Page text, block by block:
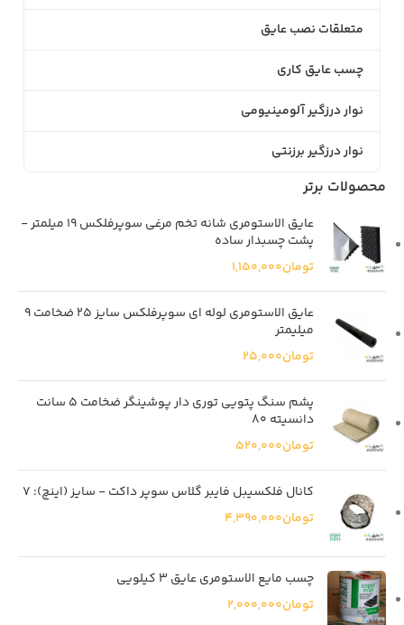
متعلقات نصب عایق
چسب عایق کاری
نوار درزگیر آلومینیومی
نوار درزگیر برزنتی
محصولات برتر
عایق الاستومری شانه تخم مرغی سوپرفلکس 19 میلمتر -
پشت چسبدار ساده
تومان1,150,000
عایق الاستومری لوله ای سوپرفلکس سایز ۲۵ ضخامت ۹
میلیمتر
تومان25,000
پشم سنگ پتویی توری دار پوشینگر ضخامت 5 سانت
دانسیته 80
تومان520,000
کانال فلکسیبل فایبر گلاس سوپر داکت - سایز (اینچ): 7
تومان4,390,000
چسب مایع الاستومری عایق 3 کیلویی
تومان2,000,000